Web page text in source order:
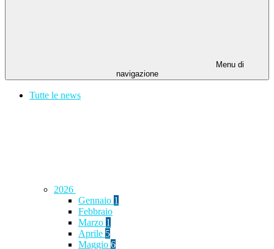
Menu di
navigazione
Tutte le news
2026
Gennaio 1
Febbraio
Marzo 1
Aprile 5
Maggio 6